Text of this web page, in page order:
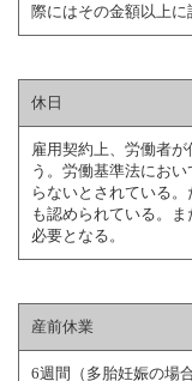
際にはその金額以上
休日
雇用契約上、労働者
う。労働基準法にお
らないとされている
も認められている。
必要となる。
産前休業
6週間（多胎妊娠の場